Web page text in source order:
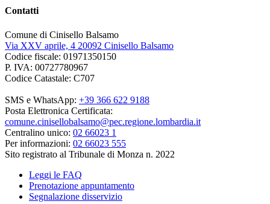
Contatti
Comune di Cinisello Balsamo
Via XXV aprile, 4 20092 Cinisello Balsamo
Codice fiscale: 01971350150
P. IVA: 00727780967
Codice Catastale: C707
SMS e WhatsApp: +39 366 622 9188
Posta Elettronica Certificata:
comune.cinisellobalsamo@pec.regione.lombardia.it
Centralino unico: 02 66023 1
Per informazioni: 02 66023 555
Sito registrato al Tribunale di Monza n. 2022
Leggi le FAQ
Prenotazione appuntamento
Segnalazione disservizio